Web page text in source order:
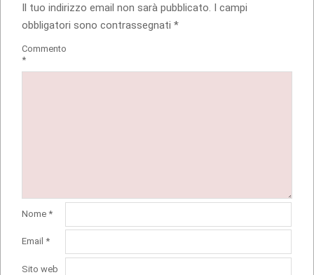
Il tuo indirizzo email non sarà pubblicato. I campi
obbligatori sono contrassegnati *
Commento
*
Nome *
Email *
Sito web